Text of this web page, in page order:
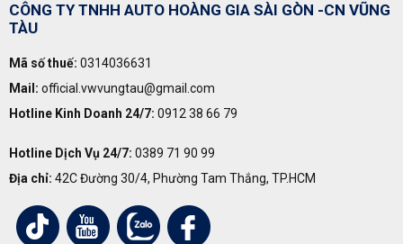
CÔNG TY TNHH AUTO HOÀNG GIA SÀI GÒN -CN VŨNG
TÀU
Mã số thuế: 0314036631
Mail: official.vwvungtau@gmail.com
Hotline Kinh Doanh 24/7: 0912 38 66 79
Hotline Dịch Vụ 24/7: 0389 71 90 99
Địa chỉ: 42C Đường 30/4, Phường Tam Thắng, TP.HCM